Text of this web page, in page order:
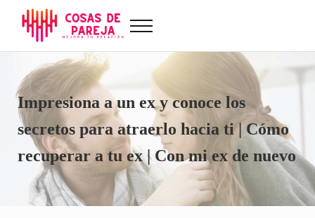
Saltar al contenido principal
Skip to after header navigation
Skip to site footer
Cosas de Pareja
Problemas de pareja, sexualidad, tests de amor...
Menu
Impresiona a un ex y conoce los
secretos para atraerlo hacia ti | Cómo
recuperar a tu ex | Con mi ex de nuevo